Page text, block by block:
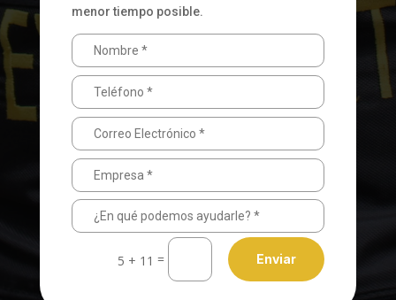
menor tiempo posible.
5 + 11 = Enviar